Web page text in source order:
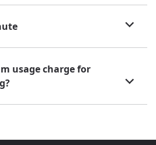
usage charge for